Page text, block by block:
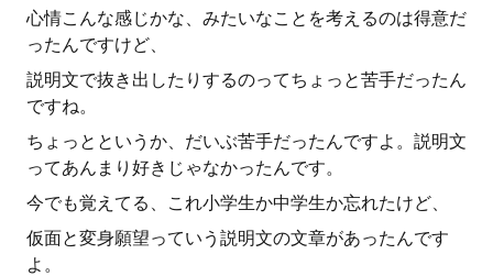
心情こんな感じかな、みたいなことを考えるのは得意だ
ったんですけど、
説明文で抜き出したりするのってちょっと苦手だったん
ですね。
ちょっとというか、だいぶ苦手だったんですよ。説明文
ってあんまり好きじゃなかったんです。
今でも覚えてる、これ小学生か中学生か忘れたけど、
仮面と変身願望っていう説明文の文章があったんです
よ。